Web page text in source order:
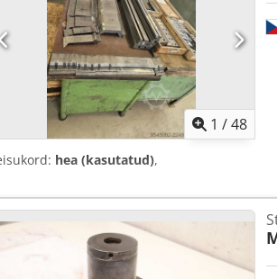
1 /48
hea (kasutatud),